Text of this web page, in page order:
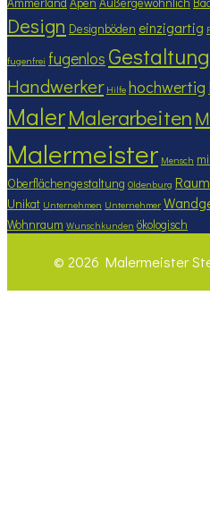
Design Designböden einzigartig
fugenfrei fugenlos Gestaltung
Handwerker Hilfe hochwertig
MalerMalerarbeiten
Malermeister Mensch
Oberflächengestaltung Oldenburg
Unikat Unternehmen Unternehmer
Wohnraum Wunschkunden ökologisch
© 2026 Malermeister